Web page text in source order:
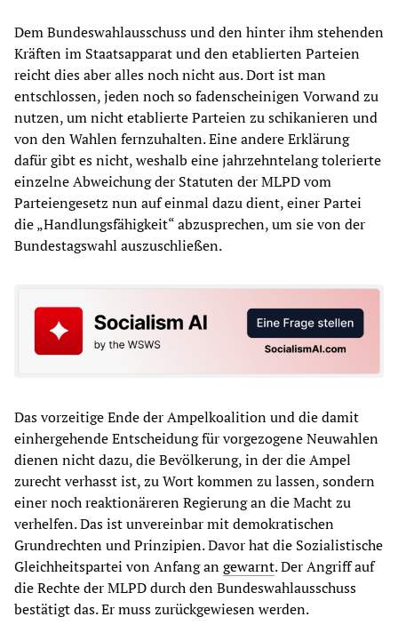
Dem Bundeswahlausschuss und den hinter ihm stehenden
Kräften im Staatsapparat und den etablierten Parteien
reicht dies aber alles noch nicht aus. Dort ist man
entschlossen, jeden noch so fadenscheinigen Vorwand zu
nutzen, um nicht etablierte Parteien zu schikanieren und
von den Wahlen fernzuhalten. Eine andere Erklärung
dafür gibt es nicht, weshalb eine jahrzehntelang tolerierte
einzelne Abweichung der Statuten der MLPD vom
Parteiengesetz nun auf einmal dazu dient, einer Partei
die „Handlungsfähigkeit“ abzusprechen, um sie von der
Bundestagswahl auszuschließen.
Das vorzeitige Ende der Ampelkoalition und die damit
einhergehende Entscheidung für vorgezogene Neuwahlen
dienen nicht dazu, die Bevölkerung, in der die Ampel
zurecht verhasst ist, zu Wort kommen zu lassen, sondern
einer noch reaktionäreren Regierung an die Macht zu
verhelfen. Das ist unvereinbar mit demokratischen
Grundrechten und Prinzipien. Davor hat die Sozialistische
Gleichheitspartei von Anfang angewarnt. Der Angriff auf
die Rechte der MLPD durch den Bundeswahlausschuss
bestätigt das. Er muss zurückgewiesen werden.